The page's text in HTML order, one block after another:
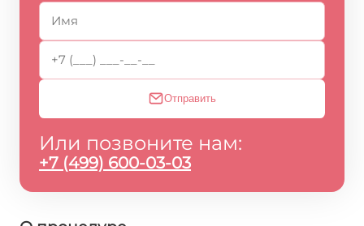
Отправить
Или позвоните нам:
+7 (499) 600-03-03